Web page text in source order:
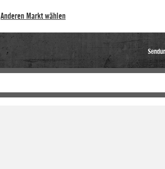
Anderen Markt wählen